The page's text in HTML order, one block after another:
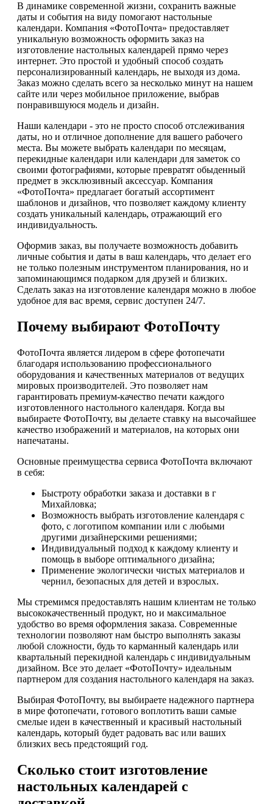
В динамике современной жизни, сохранить важные
даты и события на виду помогают настольные
календари. Компания «ФотоПочта» предоставляет
уникальную возможность оформить заказ на
изготовление настольных календарей прямо через
интернет. Это простой и удобный способ создать
персонализированный календарь, не выходя из дома.
Заказ можно сделать всего за несколько минут на нашем
сайте или через мобильное приложение, выбрав
понравившуюся модель и дизайн.
Наши календари - это не просто способ отслеживания
даты, но и отличное дополнение для вашего рабочего
места. Вы можете выбрать календари по месяцам,
перекидные календари или календари для заметок со
своими фотографиями, которые превратят обыденный
предмет в эксклюзивный аксессуар. Компания
«ФотоПочта» предлагает богатый ассортимент
шаблонов и дизайнов, что позволяет каждому клиенту
создать уникальный календарь, отражающий его
индивидуальность.
Оформив заказ, вы получаете возможность добавить
личные события и даты в ваш календарь, что делает его
не только полезным инструментом планирования, но и
запоминающимся подарком для друзей и близких.
Сделать заказ на изготовление календаря можно в любое
удобное для вас время, сервис доступен 24/7.
Почему выбирают ФотоПочту
ФотоПочта является лидером в сфере фотопечати
благодаря использованию профессионального
оборудования и качественных материалов от ведущих
мировых производителей. Это позволяет нам
гарантировать премиум-качество печати каждого
изготовленного настольного календаря. Когда вы
выбираете ФотоПочту, вы делаете ставку на высочайшее
качество изображений и материалов, на которых они
напечатаны.
Основные преимущества сервиса ФотоПочта включают
в себя:
Быстроту обработки заказа и доставки в г
Михайловка;
Возможность выбрать изготовление календаря с
фото, с логотипом компании или с любыми
другими дизайнерскими решениями;
Индивидуальный подход к каждому клиенту и
помощь в выборе оптимального дизайна;
Применение экологически чистых материалов и
чернил, безопасных для детей и взрослых.
Мы стремимся предоставлять нашим клиентам не только
высококачественный продукт, но и максимальное
удобство во время оформления заказа. Современные
технологии позволяют нам быстро выполнять заказы
любой сложности, будь то карманный календарь или
квартальный перекидной календарь с индивидуальным
дизайном. Все это делает «ФотоПочту» идеальным
партнером для создания настольного календаря на заказ.
Выбирая ФотоПочту, вы выбираете надежного партнера
в мире фотопечати, готового воплотить ваши самые
смелые идеи в качественный и красивый настольный
календарь, который будет радовать вас или ваших
близких весь предстоящий год.
Сколько стоит изготовление
настольных календарей с